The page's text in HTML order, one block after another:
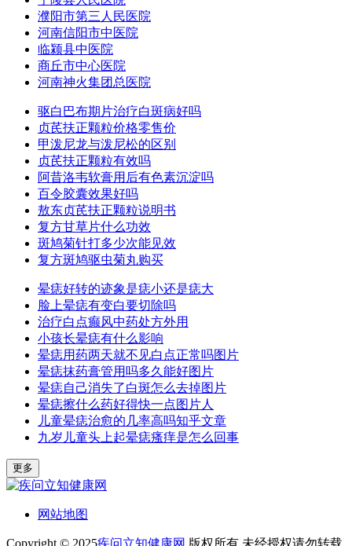
濮阳市第三人民医院
河南信阳市中医院
临颍县中医院
商丘市中心医院
河南神火集团总医院
驱白巴布期片治疗白斑病好吗
贞芪扶正颗粒价格零售价
甲泼尼龙与泼尼松的区别
贞芪扶正颗粒有效吗
阿昔洛韦软膏用后有色素沉淀吗
百令胶囊效果好吗
敖东贞芪扶正颗粒说明书
复方甘草片什么功效
斑鸠菊针打多少次能见效
复方斑鸠驱虫菊丸购买
晕痣好转的迹象是痣小还是痣大
脸上晕痣有变白要切除吗
治疗白点癫风中药处方外用
小孩长晕痣有什么影响
晕痣用药两天就不见白点正常吗图片
晕痣抹药膏管用吗多久能好图片
晕痣自己消失了白斑怎么去掉图片
晕痣擦什么药好得快一点图片人
儿童晕痣治愈的几率高吗知乎文章
九岁儿童头上起晕痣瘙痒是怎么回事
更多
网站地图
Copyright © 2025疾问立知健康网 版权所有 未经授权请勿转载